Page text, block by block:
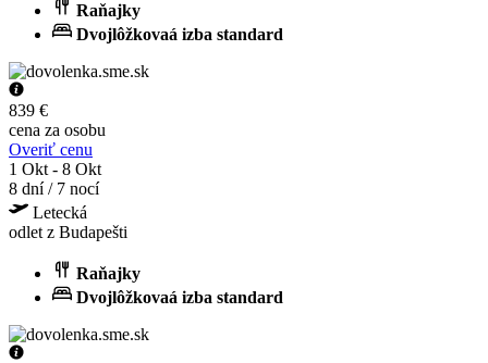
Raňajky
Dvojlôžkovaá izba standard
839 €
cena za osobu
Overiť cenu
1 Okt - 8 Okt
8 dní / 7 nocí
Letecká
odlet z Budapešti
Raňajky
Dvojlôžkovaá izba standard